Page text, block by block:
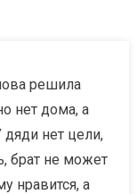
решила
нет дома, а
нет цели,
брат не может
нравится, а